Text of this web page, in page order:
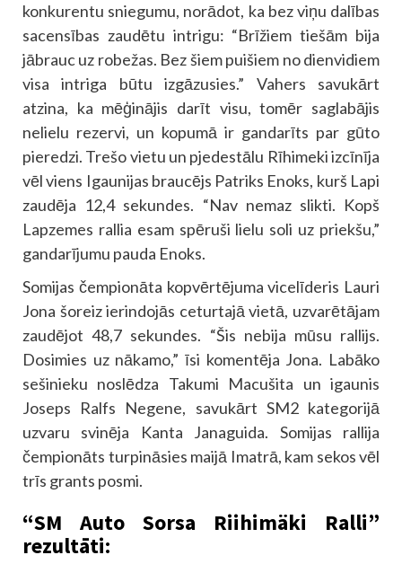
konkurentu sniegumu, norādot, ka bez viņu dalības
sacensības zaudētu intrigu: “Brīžiem tiešām bija
jābrauc uz robežas. Bez šiem puišiem no dienvidiem
visa intriga būtu izgāzusies.” Vahers savukārt
atzina, ka mēģinājis darīt visu, tomēr saglabājis
nelielu rezervi, un kopumā ir gandarīts par gūto
pieredzi. Trešo vietu un pjedestālu Rīhimeki izcīnīja
vēl viens Igaunijas braucējs Patriks Enoks, kurš Lapi
zaudēja 12,4 sekundes. “Nav nemaz slikti. Kopš
Lapzemes rallia esam spēruši lielu soli uz priekšu,”
gandarījumu pauda Enoks.
Somijas čempionāta kopvērtējuma vicelīderis Lauri
Jona šoreiz ierindojās ceturtajā vietā, uzvarētājam
zaudējot 48,7 sekundes. “Šis nebija mūsu rallijs.
Dosimies uz nākamo,” īsi komentēja Jona. Labāko
sešinieku noslēdza Takumi Macušita un igaunis
Joseps Ralfs Negene, savukārt SM2 kategorijā
uzvaru svinēja Kanta Janaguida. Somijas rallija
čempionāts turpināsies maijā Imatrā, kam sekos vēl
trīs grants posmi.
“SM Auto Sorsa Riihimäki Ralli”
rezultāti: